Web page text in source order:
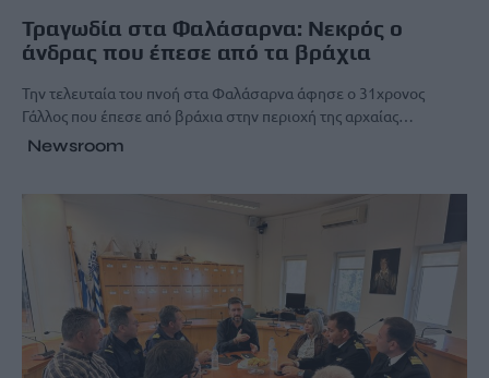
Τραγωδία στα Φαλάσαρνα: Νεκρός ο
άνδρας που έπεσε από τα βράχια
Την τελευταία του πνοή στα Φαλάσαρνα άφησε ο 31χρονος
Γάλλος που έπεσε από βράχια στην περιοχή της αρχαίας…
Newsroom